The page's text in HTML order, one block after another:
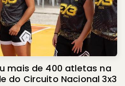
mais de 400 atletas na
do Circuito Nacional 3x3